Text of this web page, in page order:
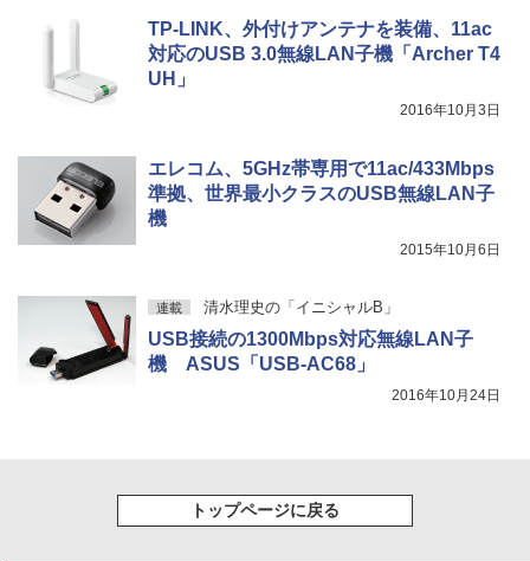
TP-LINK、外付けアンテナを装備、11ac
対応のUSB 3.0無線LAN子機「Archer T4
UH」
2016年10月3日
エレコム、5GHz帯専用で11ac/433Mbps
準拠、世界最小クラスのUSB無線LAN子
機
2015年10月6日
連載 清水理史の「イニシャルB」
USB接続の1300Mbps対応無線LAN子
機 ASUS「USB-AC68」
2016年10月24日
トップページに戻る